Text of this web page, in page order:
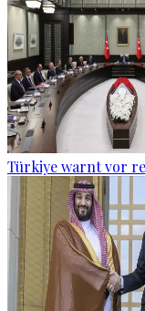
Türkiye warnt vor